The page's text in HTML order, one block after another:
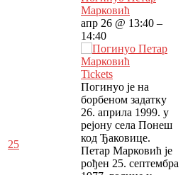
25
Марковић
апр 26 @ 13:40 –
14:40
Tickets
Погинуо је на
борбеном задатку
26. априла 1999. у
рејону села Понеш
код Ђаковице.
Петар Марковић је
рођен 25. септембра